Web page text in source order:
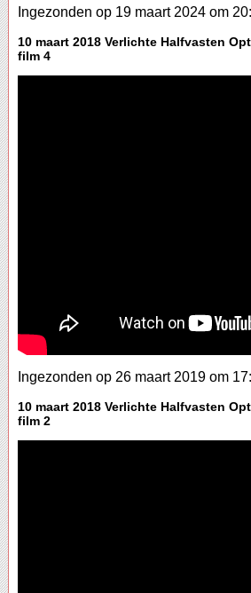
Ingezonden op 19 maart 2024 om
10 maart 2018 Verlichte Halfvasten
film 4
Ingezonden op 26 maart 2019 om
10 maart 2018 Verlichte Halfvasten
film 2